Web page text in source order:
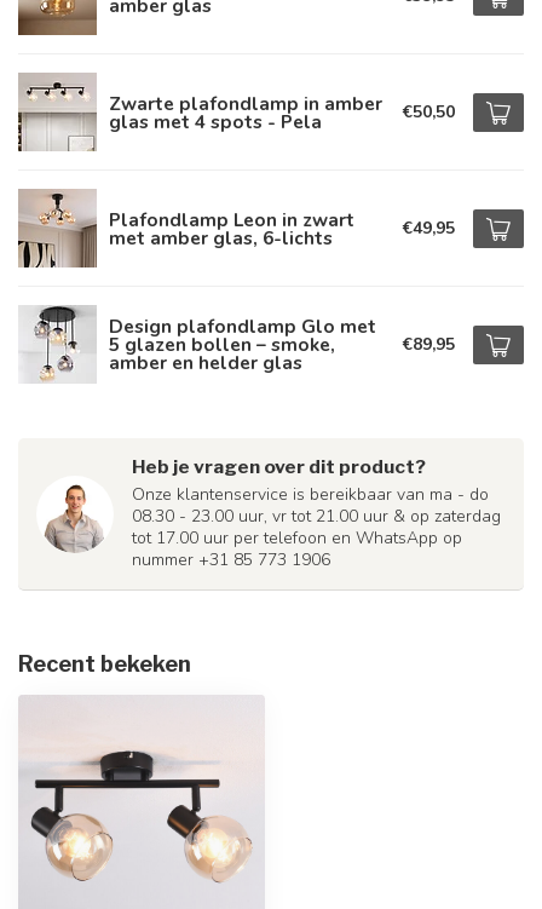
Zwarte plafondlamp in amber
glas met 4 spots - Pela €50,50
Plafondlamp Leon in zwart
met amber glas, 6-lichts €49,95
Design plafondlamp Glo met
5 glazen bollen – smoke,
amber en helder glas
€89,95
Heb je vragen over dit product?
Onze klantenservice is bereikbaar van ma - do
08.30 - 23.00 uur, vr tot 21.00 uur & op zaterdag
tot 17.00 uur per telefoon en WhatsApp op
nummer +31 85 773 1906
Recent bekeken